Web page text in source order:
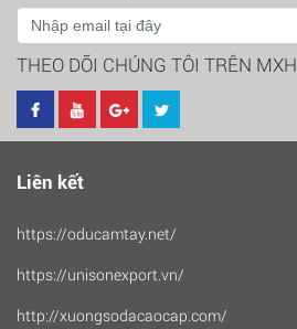
THEO DÕI CHÚNG TÔI TRÊN MXH
Liên kết
https://oducamtay.net/
https://unisonexport.vn/
http://xuongsodacaocap.com/